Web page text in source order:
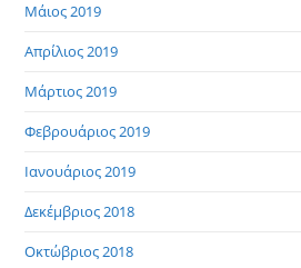
Μάιος 2019
Απρίλιος 2019
Μάρτιος 2019
Φεβρουάριος 2019
Ιανουάριος 2019
Δεκέμβριος 2018
Οκτώβριος 2018